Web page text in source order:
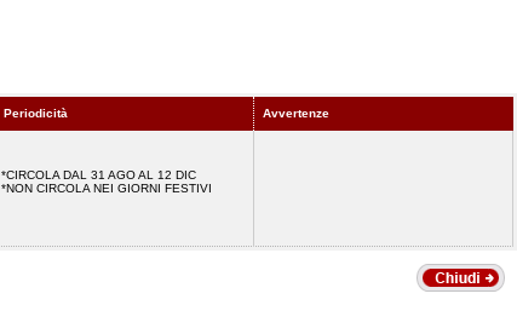
Periodicità Avvertenze
*CIRCOLA DAL 31 AGO AL 12 DIC
*NON CIRCOLA NEI GIORNI FESTIVI